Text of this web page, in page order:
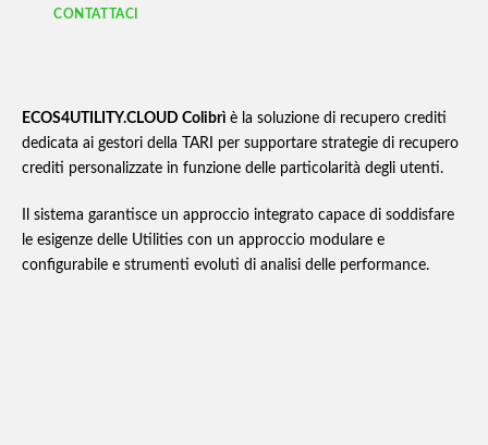
CONTATTACI
ECOS4UTILITY.CLOUD Colibrì è la soluzione di recupero crediti
dedicata ai gestori della TARI per supportare strategie di recupero
crediti personalizzate in funzione delle particolarità degli utenti.
Il sistema garantisce un approccio integrato capace di soddisfare
le esigenze delle Utilities con un approccio modulare e
configurabile e strumenti evoluti di analisi delle performance.